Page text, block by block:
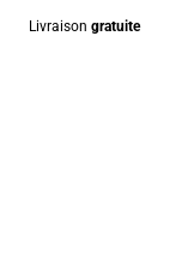
Livraison gratuite